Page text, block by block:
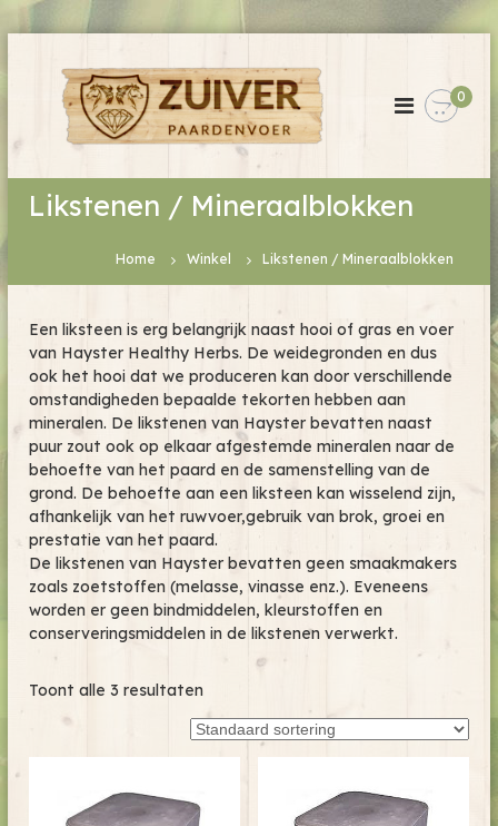
a
d
0
Likstenen / Mineraalblokken
Home Winkel Likstenen / Mineraalblokken
Een liksteen is erg belangrijk naast hooi of gras en voer
van Hayster Healthy Herbs. De weidegronden en dus
ook het hooi dat we produceren kan door verschillende
omstandigheden bepaalde tekorten hebben aan
mineralen. De likstenen van Hayster bevatten naast
puur zout ook op elkaar afgestemde mineralen naar de
behoefte van het paard en de samenstelling van de
grond. De behoefte aan een liksteen kan wisselend zijn,
afhankelijk van het ruwvoer,gebruik van brok, groei en
prestatie van het paard.
De likstenen van Hayster bevatten geen smaakmakers
zoals zoetstoffen (melasse, vinasse enz.). Eveneens
worden er geen bindmiddelen, kleurstoffen en
conserveringsmiddelen in de likstenen verwerkt.
Toont alle 3 resultaten